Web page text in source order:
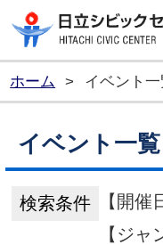
ホーム > イベント一
イベント一覧
検索条件
【開
【ジ